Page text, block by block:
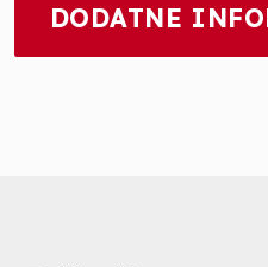
DODATNE